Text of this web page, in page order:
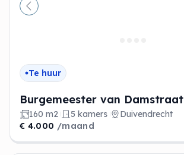
Vorige
Te huur
Burgemeester van Damstraat
160 m2 5 kamers
Duivendrecht
€ 4.000 /maand